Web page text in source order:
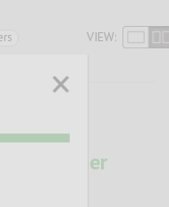
VIEW: